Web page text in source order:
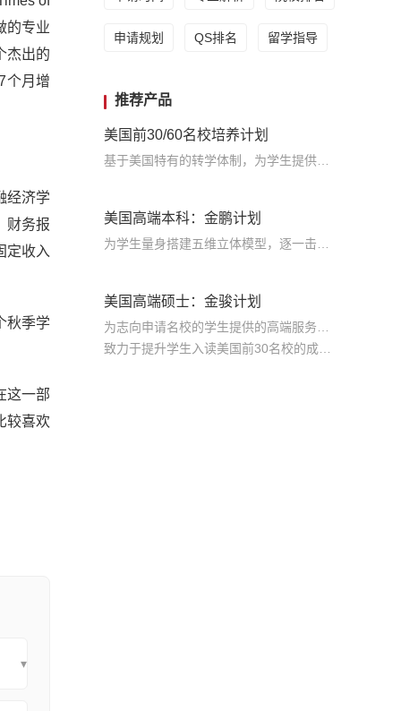
的专业
杰出的
个月增
经济学
财务报
定收入
秋季学
这一部
较喜欢
▾
申请规划 QS排名 留学指导
推荐产品
美国前30/60名校培养计划
美国高端本科：金鹏计划
美国高端硕士：金骏计划